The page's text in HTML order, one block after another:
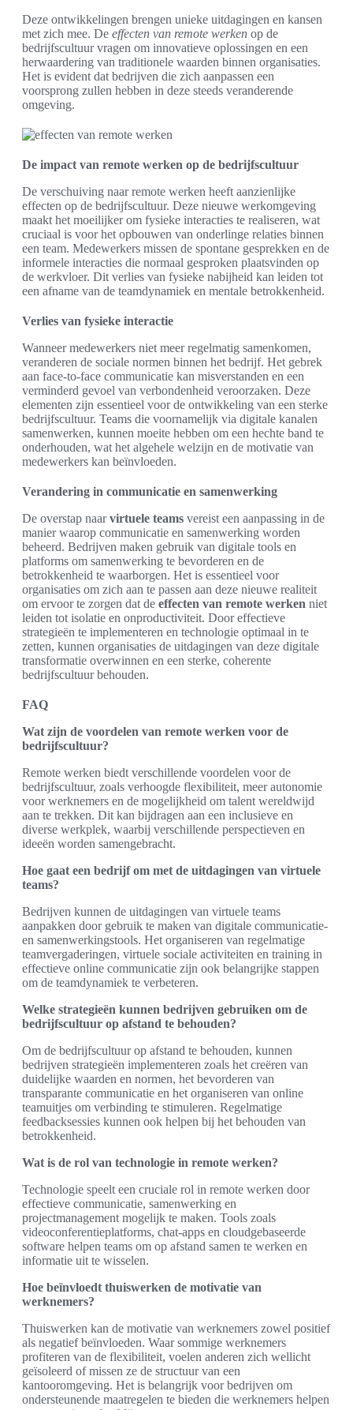
Deze ontwikkelingen brengen unieke uitdagingen en kansen
met zich mee. De effecten van remote werken op de
bedrijfscultuur vragen om innovatieve oplossingen en een
herwaardering van traditionele waarden binnen organisaties.
Het is evident dat bedrijven die zich aanpassen een
voorsprong zullen hebben in deze steeds veranderende
omgeving.
De impact van remote werken op de bedrijfscultuur
De verschuiving naar remote werken heeft aanzienlijke
effecten op de bedrijfscultuur. Deze nieuwe werkomgeving
maakt het moeilijker om fysieke interacties te realiseren, wat
cruciaal is voor het opbouwen van onderlinge relaties binnen
een team. Medewerkers missen de spontane gesprekken en de
informele interacties die normaal gesproken plaatsvinden op
de werkvloer. Dit verlies van fysieke nabijheid kan leiden tot
een afname van de teamdynamiek en mentale betrokkenheid.
Verlies van fysieke interactie
Wanneer medewerkers niet meer regelmatig samenkomen,
veranderen de sociale normen binnen het bedrijf. Het gebrek
aan face-to-face communicatie kan misverstanden en een
verminderd gevoel van verbondenheid veroorzaken. Deze
elementen zijn essentieel voor de ontwikkeling van een sterke
bedrijfscultuur. Teams die voornamelijk via digitale kanalen
samenwerken, kunnen moeite hebben om een hechte band te
onderhouden, wat het algehele welzijn en de motivatie van
medewerkers kan beïnvloeden.
Verandering in communicatie en samenwerking
De overstap naarvirtuele teams vereist een aanpassing in de
manier waarop communicatie en samenwerking worden
beheerd. Bedrijven maken gebruik van digitale tools en
platforms om samenwerking te bevorderen en de
betrokkenheid te waarborgen. Het is essentieel voor
organisaties om zich aan te passen aan deze nieuwe realiteit
om ervoor te zorgen dat de effecten van remote werken niet
leiden tot isolatie en onproductiviteit. Door effectieve
strategieën te implementeren en technologie optimaal in te
zetten, kunnen organisaties de uitdagingen van deze digitale
transformatie overwinnen en een sterke, coherente
bedrijfscultuur behouden.
FAQ
Wat zijn de voordelen van remote werken voor de
bedrijfscultuur?
Remote werken biedt verschillende voordelen voor de
bedrijfscultuur, zoals verhoogde flexibiliteit, meer autonomie
voor werknemers en de mogelijkheid om talent wereldwijd
aan te trekken. Dit kan bijdragen aan een inclusieve en
diverse werkplek, waarbij verschillende perspectieven en
ideeën worden samengebracht.
Hoe gaat een bedrijf om met de uitdagingen van virtuele
teams?
Bedrijven kunnen de uitdagingen van virtuele teams
aanpakken door gebruik te maken van digitale communicatie-
en samenwerkingstools. Het organiseren van regelmatige
teamvergaderingen, virtuele sociale activiteiten en training in
effectieve online communicatie zijn ook belangrijke stappen
om de teamdynamiek te verbeteren.
Welke strategieën kunnen bedrijven gebruiken om de
bedrijfscultuur op afstand te behouden?
Om de bedrijfscultuur op afstand te behouden, kunnen
bedrijven strategieën implementeren zoals het creëren van
duidelijke waarden en normen, het bevorderen van
transparante communicatie en het organiseren van online
teamuitjes om verbinding te stimuleren. Regelmatige
feedbacksessies kunnen ook helpen bij het behouden van
betrokkenheid.
Wat is de rol van technologie in remote werken?
Technologie speelt een cruciale rol in remote werken door
effectieve communicatie, samenwerking en
projectmanagement mogelijk te maken. Tools zoals
videoconferentieplatforms, chat-apps en cloudgebaseerde
software helpen teams om op afstand samen te werken en
informatie uit te wisselen.
Hoe beïnvloedt thuiswerken de motivatie van
werknemers?
Thuiswerken kan de motivatie van werknemers zowel positief
als negatief beïnvloeden. Waar sommige werknemers
profiteren van de flexibiliteit, voelen anderen zich wellicht
geïsoleerd of missen ze de structuur van een
kantooromgeving. Het is belangrijk voor bedrijven om
ondersteunende maatregelen te bieden die werknemers helpen